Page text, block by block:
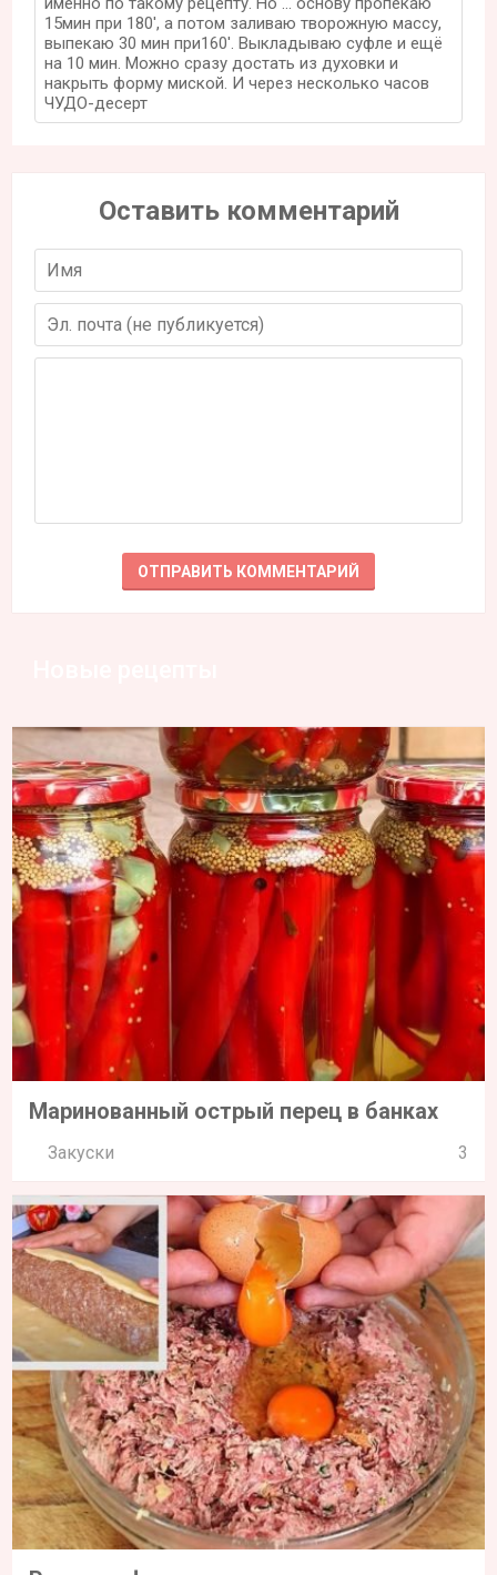
15мин при 180', а потом заливаю творожную массу,
выпекаю 30 мин при160'. Выкладываю суфле и ещё
на 10 мин. Можно сразу достать из духовки и
накрыть форму миской. И через несколько часов
ЧУДО-десерт
Оставить комментарий
Маринованный острый перец в банках
Закуски 3